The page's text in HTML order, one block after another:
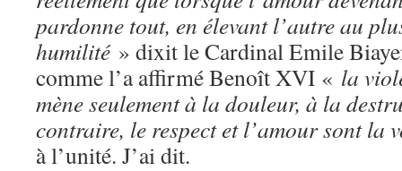
pardonne tout, en élevant l’autre au
humilité » dixit le Cardinal Emile
comme l’a affirmé Benoît XVI « la
mène seulement à la douleur, à la
contraire, le respect et l’amour sont la
à l’unité. J’ai dit.